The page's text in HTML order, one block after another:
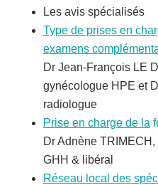
Les avis spécialisés
Type de prises en
examens
Dr Jean-François LE
gynécologue HPE et
radiologue
Prise en charge de la
Dr Adnène
GHH & libéral
Réseau local des